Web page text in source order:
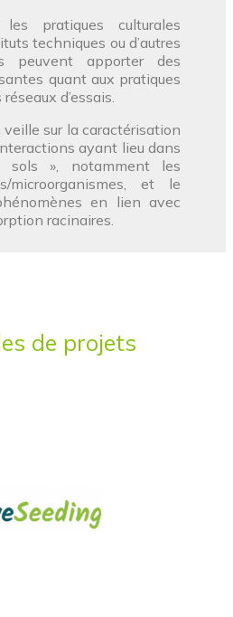
pratiques culturales
techniques ou d’autres
peuvent apporter des
quant aux pratiques
d’essais.
veille sur la caractérisation
ayant lieu dans
sols », notamment les
microorganismes, et le
en lien avec
racinaires.
de projets